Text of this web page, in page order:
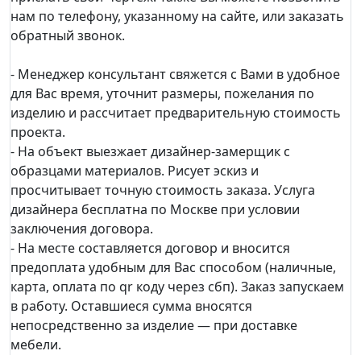
нам по телефону, указанному на сайте, или заказать
обратный звонок.
- Менеджер консультант свяжется с Вами в удобное
для Вас время, уточнит размеры, пожелания по
изделию и рассчитает предварительную стоимость
проекта.
- На объект выезжает дизайнер-замерщик с
образцами материалов. Рисует эскиз и
просчитывает точную стоимость заказа. Услуга
дизайнера бесплатна по Москве при условии
заключения договора.
- На месте составляется договор и вносится
предоплата удобным для Вас способом (наличные,
карта, оплата по qr коду через сбп). Заказ запускаем
в работу. Оставшиеся сумма вносятся
непосредственно за изделие — при доставке
мебели.